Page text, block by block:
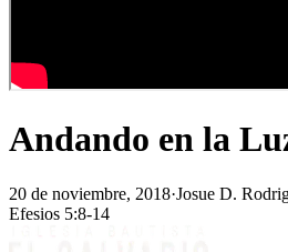
Andando en la
20 de noviembre, 2018·Josue D.
Efesios 5:8-14